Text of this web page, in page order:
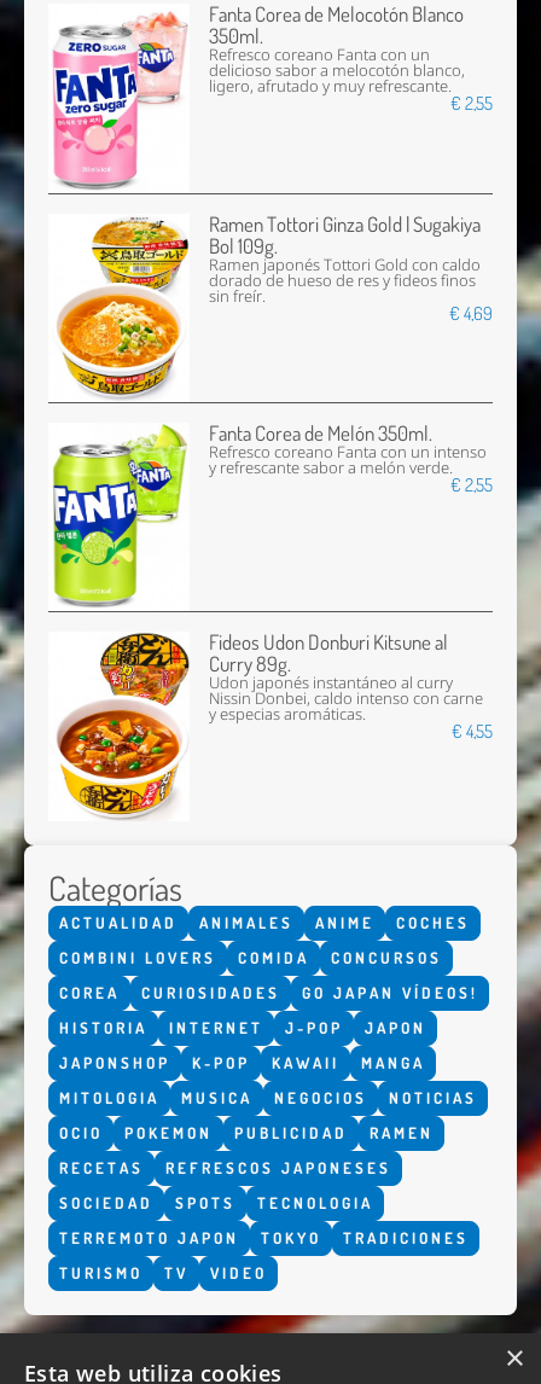
Fanta Corea de Melocotón Blanco
350ml.
Refresco coreano Fanta con un
delicioso sabor a melocotón blanco,
ligero, afrutado y muy refrescante.
€ 2,55
Ramen Tottori Ginza Gold | Sugakiya
Bol 109g.
Ramen japonés Tottori Gold con caldo
dorado de hueso de res y fideos finos
sin freír.
€ 4,69
Fanta Corea de Melón 350ml.
Refresco coreano Fanta con un intenso
y refrescante sabor a melón verde.
€ 2,55
Fideos Udon Donburi Kitsune al
Curry 89g.
Udon japonés instantáneo al curry
Nissin Donbei, caldo intenso con carne
y especias aromáticas.
€ 4,55
Categorías
ACTUALIDAD ANIMALES ANIME
COCHES
COMBINI LOVERS
COMIDA
CONCURSOS
COREA
CURIOSIDADES
GO JAPAN VÍDEOS!
HISTORIA
INTERNET J-POP
JAPON
JAPONSHOP
K-POP KAWAII
MANGA
MITOLOGIA
MUSICA NEGOCIOS
NOTICIAS
OCIO
POKEMON PUBLICIDAD
RAMEN
RECETAS
REFRESCOS JAPONESES
SOCIEDAD
SPOTS
TECNOLOGIA
TERREMOTO JAPON
TOKYO
TRADICIONES
TURISMO
TV VIDEO
×
Esta web utiliza cookies